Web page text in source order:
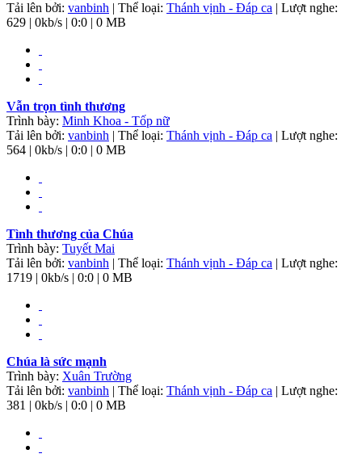
Tải lên bởi: vanbinh | Thể loại: Thánh vịnh - Đáp ca | Lượt nghe:
629 | 0kb/s | 0:0 | 0 MB
Vẫn trọn tình thương
Trình bày: Minh Khoa - Tốp nữ
Tải lên bởi: vanbinh | Thể loại: Thánh vịnh - Đáp ca | Lượt nghe:
564 | 0kb/s | 0:0 | 0 MB
Tình thương của Chúa
Trình bày: Tuyết Mai
Tải lên bởi: vanbinh | Thể loại: Thánh vịnh - Đáp ca | Lượt nghe:
1719 | 0kb/s | 0:0 | 0 MB
Chúa là sức mạnh
Trình bày: Xuân Trường
Tải lên bởi: vanbinh | Thể loại: Thánh vịnh - Đáp ca | Lượt nghe:
381 | 0kb/s | 0:0 | 0 MB